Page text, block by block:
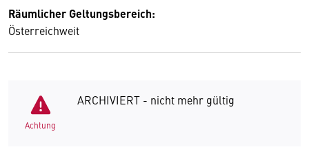
Räumlicher Geltungsbereich:
Österreichweit
Achtung
ARCHIVIERT - nicht mehr gültig